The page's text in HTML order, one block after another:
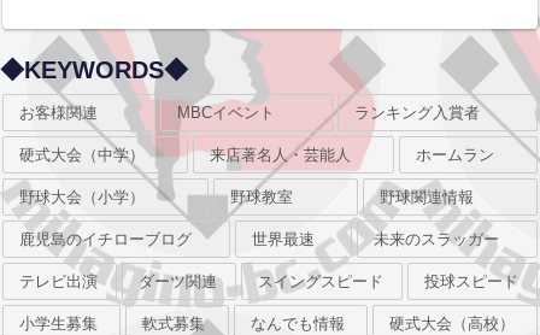
◆KEYWORDS◆
お客様関連 MBCイベント ランキング入賞者
硬式大会（中学） 来店著名人・芸能人 ホームラン
野球大会（小学） 野球教室 野球関連情報
鹿児島のイチローブログ 世界最速 未来のスラッガー
テレビ出演 ダーツ関連 スイングスピード 投球スピード
小学生募集 軟式募集 なんでも情報 硬式大会（高校）